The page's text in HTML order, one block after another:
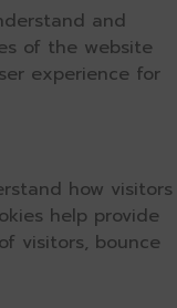
and
of the website
experience for
how visitors
help provide
visitors, bounce